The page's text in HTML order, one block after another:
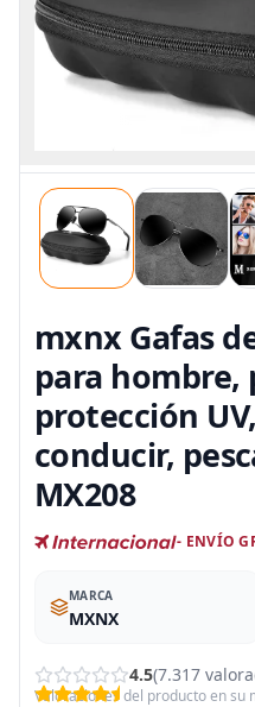
mxnx Gafas
para hombre,
protección
conducir,
MX208
- ENVÍO
MARCA
‎MXNX
4.5(7.317
Valoraciones del producto en su